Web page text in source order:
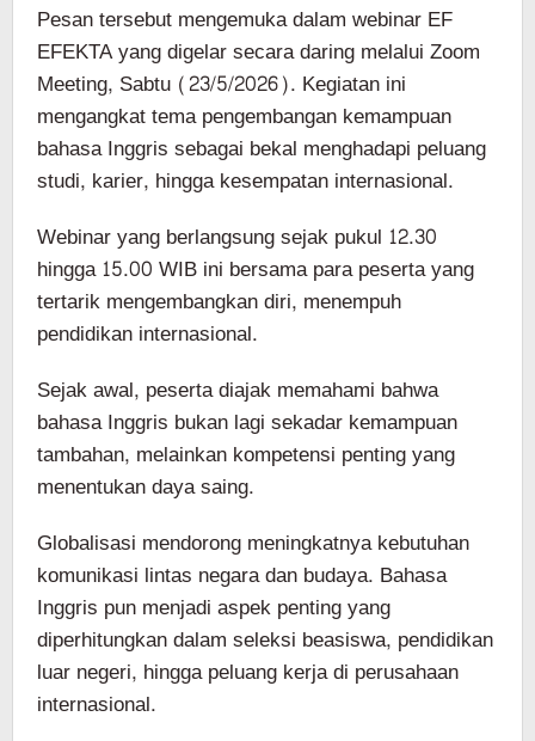
Pesan tersebut mengemuka dalam webinar EF
EFEKTA yang digelar secara daring melalui Zoom
Meeting, Sabtu (23/5/2026). Kegiatan ini
mengangkat tema pengembangan kemampuan
bahasa Inggris sebagai bekal menghadapi peluang
studi, karier, hingga kesempatan internasional.
Webinar yang berlangsung sejak pukul 12.30
hingga 15.00 WIB ini bersama para peserta yang
tertarik mengembangkan diri, menempuh
pendidikan internasional.
Sejak awal, peserta diajak memahami bahwa
bahasa Inggris bukan lagi sekadar kemampuan
tambahan, melainkan kompetensi penting yang
menentukan daya saing.
Globalisasi mendorong meningkatnya kebutuhan
komunikasi lintas negara dan budaya. Bahasa
Inggris pun menjadi aspek penting yang
diperhitungkan dalam seleksi beasiswa, pendidikan
luar negeri, hingga peluang kerja di perusahaan
internasional.